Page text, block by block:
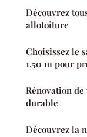
Découvrez
allotoiture
Choisissez le
1,50 m pour
Rénovation
durable
Découvrez la